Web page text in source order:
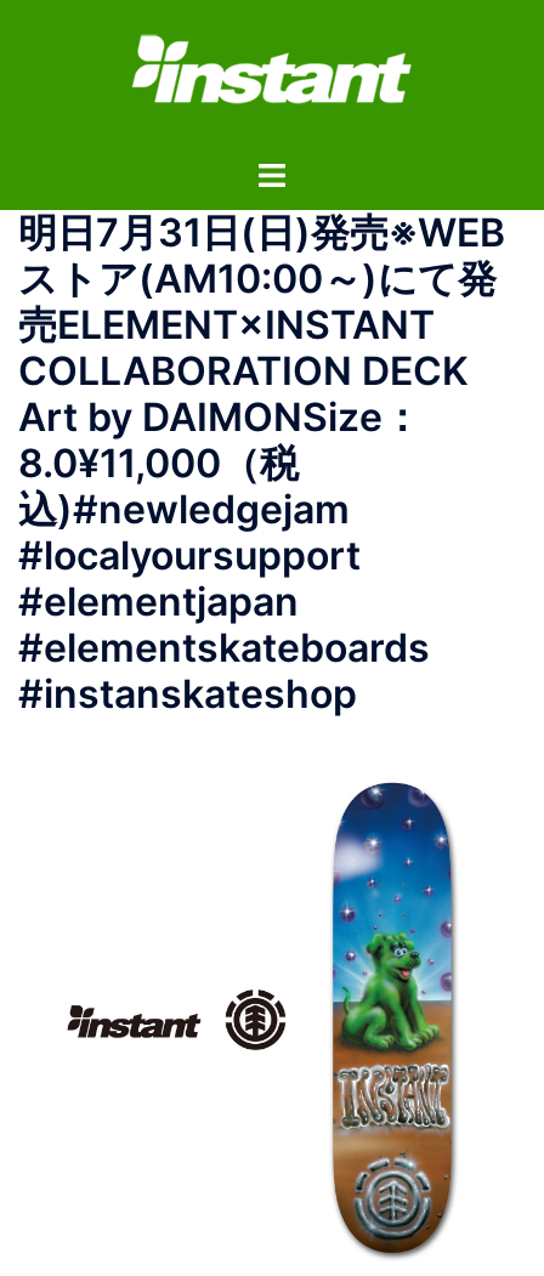
ス
ト
ル
ニ
ュ
ー
明日7月31日(日)発売※WEB
ストア(AM10:00～)にて発
売ELEMENT×INSTANT
COLLABORATION DECK
Art by DAIMONSize：
8.0¥11,000（税
込)#newledgejam
#localyoursupport
#elementjapan
#elementskateboards
#instanskateshop